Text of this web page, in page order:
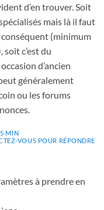
d’en trouver. Soit
mais là il faut
(minimum
c’est du
d’ancien
généralement
ou les forums
MIN
VOUS POUR RÉPONDRE
à prendre en